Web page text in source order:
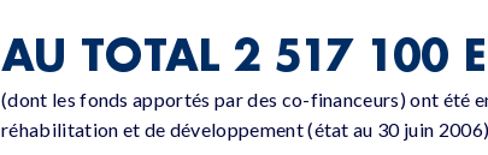
AU TOTAL 2 517 100
(dont les fonds apportés par des co-financeurs) ont été
réhabilitation et de développement (état au 30 juin 2006)